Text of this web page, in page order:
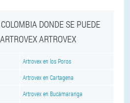
DONDE SE PUEDE
ARTROVEX
Artrovex en los Poros
Artrovex en Cartagena
Artrovex en Bucamaranga